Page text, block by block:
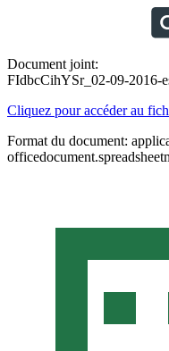
Document joint:
FIdbcCihYSr_02-09-2016-
Cliquez pour accéder au
Format du document: